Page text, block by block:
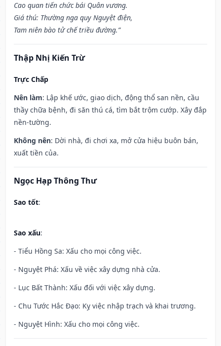
Cao quan tiến chức bái Quân vương.
Giá thú: Thường nga quy Nguyệt điện,
Tam niên bào tử chế triều đường.”
Thập Nhị Kiến Trừ
Trực Chấp
Nên làm: Lập khế ước, giao dịch, động thổ san nền, cầu
thầy chữa bệnh, đi săn thú cá, tìm bắt trộm cướp. Xây đắp
nền-tường.
Không nên: Dời nhà, đi chơi xa, mở cửa hiệu buôn bán,
xuất tiền của.
Ngọc Hạp Thông Thư
Sao tốt:
Sao xấu:
- Tiểu Hồng Sa: Xấu cho mọi công việc.
- Nguyệt Phá: Xấu về việc xây dựng nhà cửa.
- Lục Bất Thành: Xấu đối với việc xây dựng.
- Chu Tước Hắc Đạo: Kỵ việc nhập trạch và khai trương.
- Nguyệt Hình: Xấu cho mọi công việc.